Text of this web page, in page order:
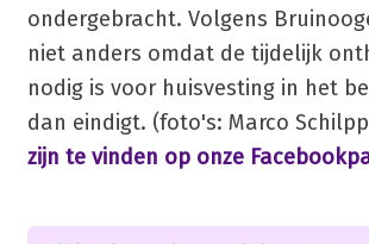
ondergebracht. Volgens
niet anders omdat de tijdelijk
nodig is voor huisvesting in het
dan eindigt. (foto's: Marco
zijn te vinden op onze